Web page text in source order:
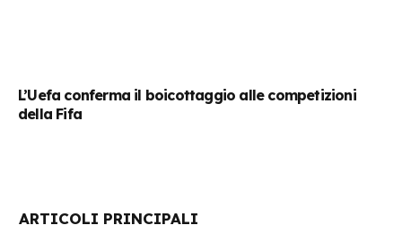
L’Uefa conferma il boicottaggio alle competizioni
della Fifa
ARTICOLI PRINCIPALI